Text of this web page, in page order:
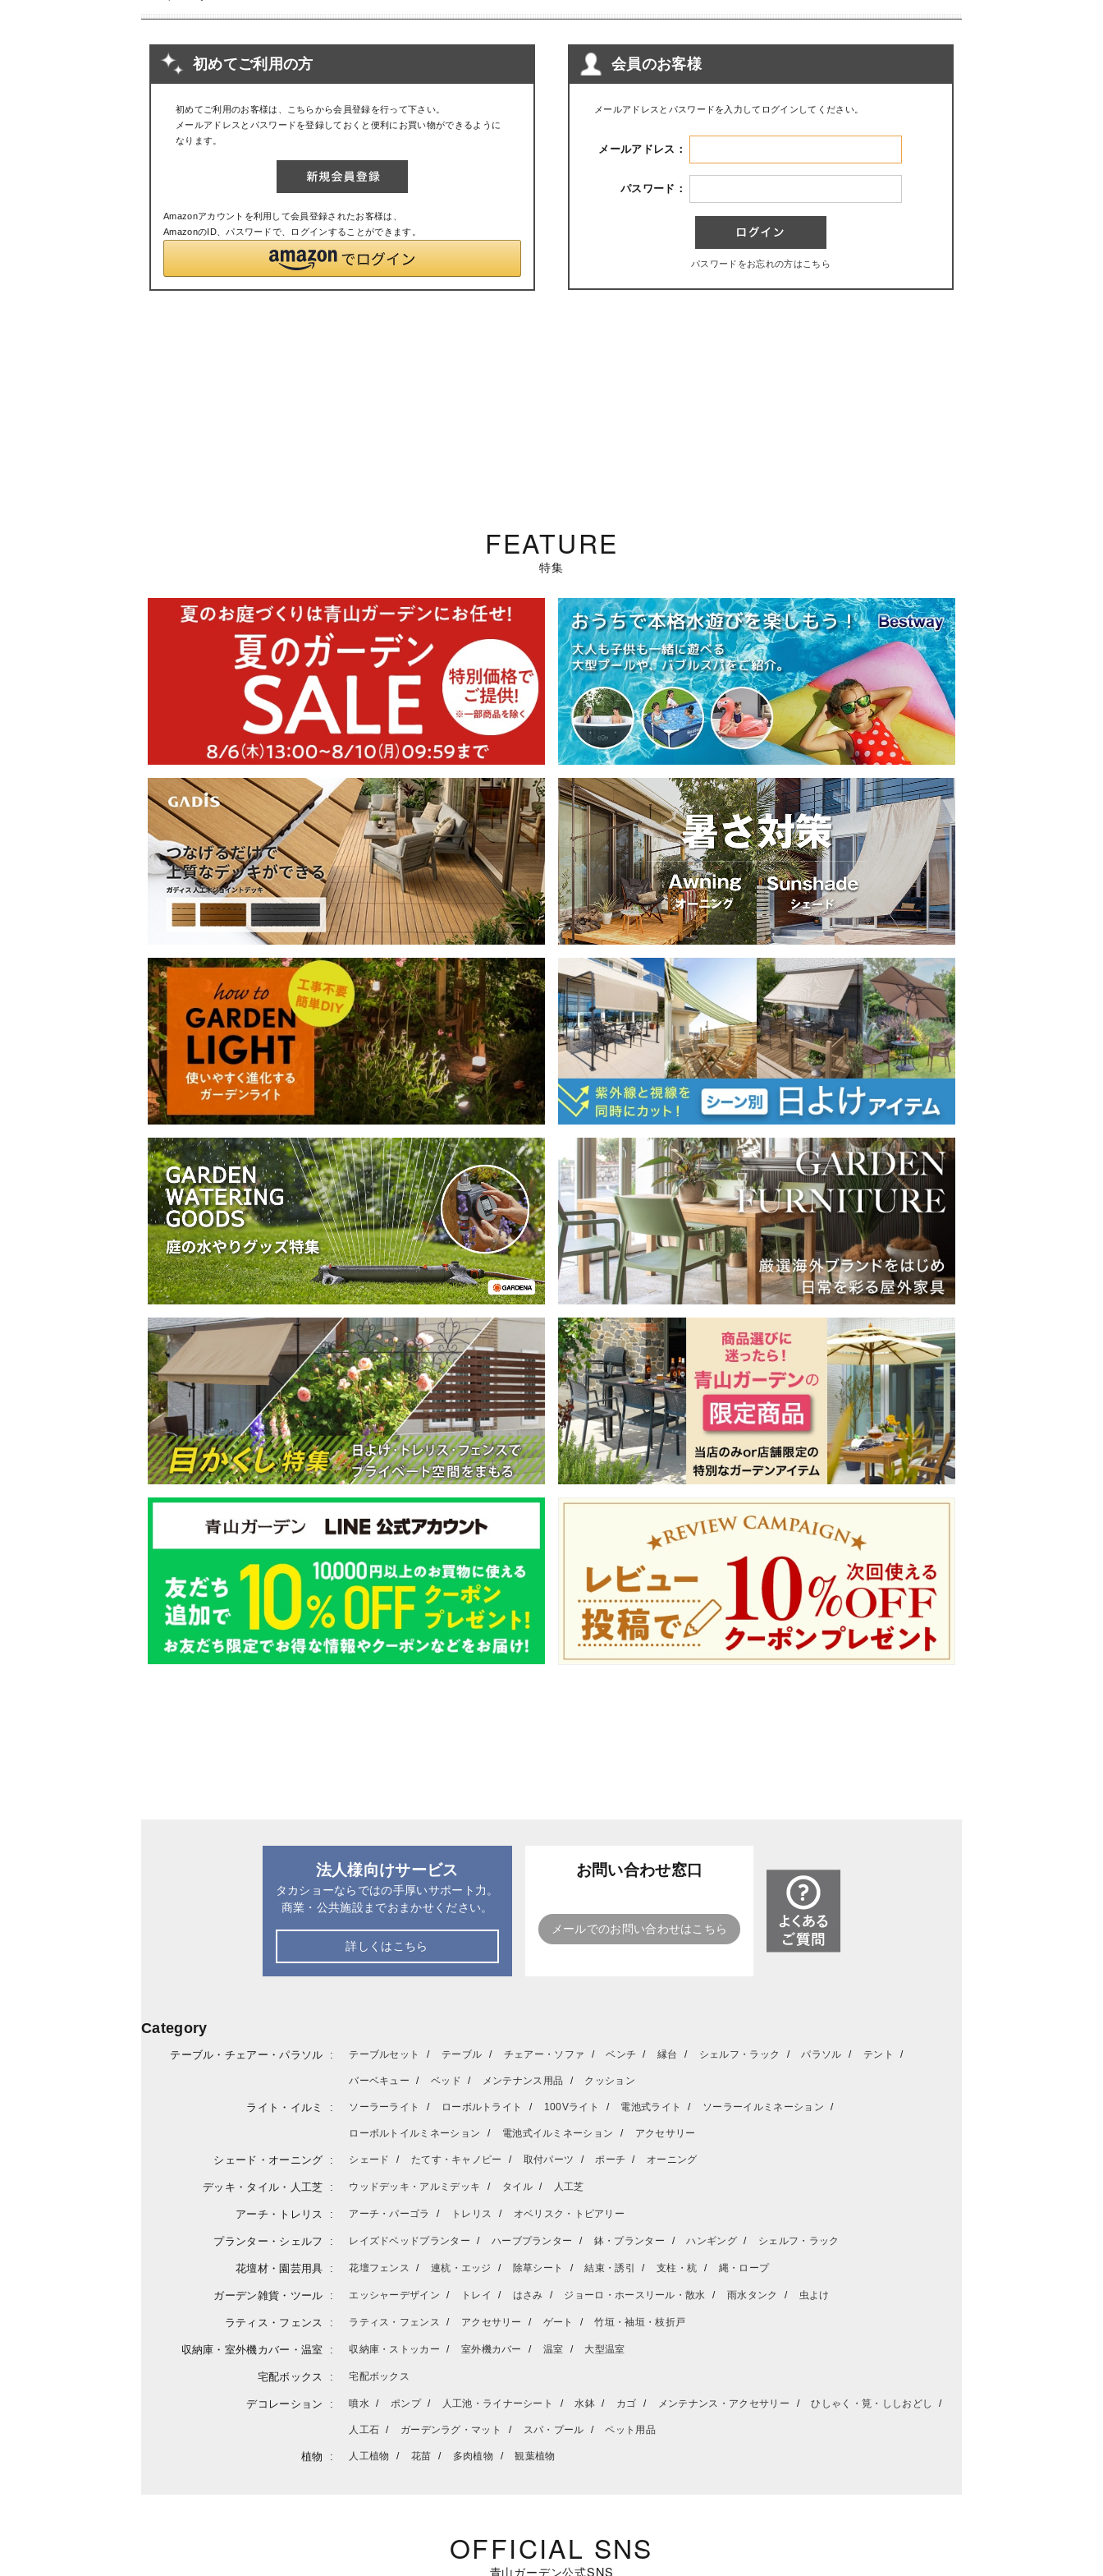
会員のお客様
メールアドレスとパスワードを入力してログインしてください。
メールアドレス：
パスワード：
パスワードをお忘れの方はこちら
初めてご利用の方
初めてご利用のお客様は、こちらから会員登録を行って下さい。
メールアドレスとパスワードを登録しておくと便利にお買い物ができるように
なります。
Amazonアカウントを利用して会員登録されたお客様は、
AmazonのID、パスワードで、ログインすることができます。
FEATURE
特集
法人様向けサービス
タカショーならではの手厚いサポート力。
商業・公共施設までおまかせください。
詳しくはこちら
お問い合わせ窓口
メールでのお問い合わせはこちら
Category
テーブル・チェアー・パラソル テーブルセット テーブル チェアー・ソファ ベンチ 縁台 シェルフ・ラック パラソル テント
バーベキュー ベッド メンテナンス用品 クッション
ライト・イルミ ソーラーライト ローボルトライト 100Vライト 電池式ライト ソーラーイルミネーション
ローボルトイルミネーション 電池式イルミネーション アクセサリー
シェード・オーニング シェード たてす・キャノピー 取付パーツ ポーチ オーニング
デッキ・タイル・人工芝 ウッドデッキ・アルミデッキ タイル 人工芝
アーチ・トレリス アーチ・パーゴラ トレリス オベリスク・トピアリー
プランター・シェルフ レイズドベッドプランター ハーブプランター 鉢・プランター ハンギング シェルフ・ラック
花壇材・園芸用具 花壇フェンス 連杭・エッジ 除草シート 結束・誘引 支柱・杭 縄・ロープ
ガーデン雑貨・ツール エッシャーデザイン トレイ はさみ ジョーロ・ホースリール・散水 雨水タンク 虫よけ
ラティス・フェンス ラティス・フェンス アクセサリー ゲート 竹垣・袖垣・枝折戸
収納庫・室外機カバー・温室 収納庫・ストッカー 室外機カバー 温室 大型温室
宅配ボックス 宅配ボックス
デコレーション 噴水 ポンプ 人工池・ライナーシート 水鉢 カゴ メンテナンス・アクセサリー ひしゃく・筧・ししおどし
人工石 ガーデンラグ・マット スパ・プール ペット用品
植物 人工植物 花苗 多肉植物 観葉植物
OFFICIAL SNS
青山ガーデン公式SNS